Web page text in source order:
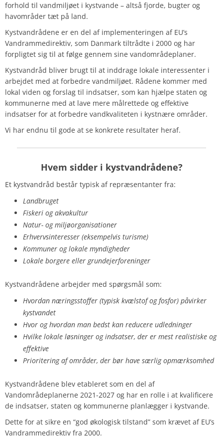
forhold til vandmiljøet i kystvande – altså fjorde, bugter og
havområder tæt på land.
Kystvandrådene er en del af implementeringen af EU’s
Vandrammedirektiv, som Danmark tiltrådte i 2000 og har
forpligtet sig til at følge gennem sine vandområdeplaner.
Kystvandråd bliver brugt til at inddrage lokale interessenter i
arbejdet med at forbedre vandmiljøet. Rådene kommer med
lokal viden og forslag til indsatser, som kan hjælpe staten og
kommunerne med at lave mere målrettede og effektive
indsatser for at forbedre vandkvaliteten i kystnære områder.
Vi har endnu til gode at se konkrete resultater heraf.
Hvem sidder i kystvandrådene?
Et kystvandråd består typisk af repræsentanter fra:
Landbruget
Fiskeri og akvakultur
Natur- og miljøorganisationer
Erhvervsinteresser (eksempelvis turisme)
Kommuner og lokale myndigheder
Lokale borgere eller grundejerforeninger
Kystvandrådene arbejder med spørgsmål som:
Hvordan næringsstoffer (typisk kvælstof og fosfor) påvirker
kystvandet
Hvor og hvordan man bedst kan reducere udledninger
Hvilke lokale løsninger og indsatser, der er mest realistiske og
effektive
Prioritering af områder, der bør have særlig opmærksomhed
Kystvandrådene blev etableret som en del af
Vandområdeplanerne 2021-2027 og har en rolle i at kvalificere
de indsatser, staten og kommunerne planlægger i kystvande.
Dette for at sikre en “god økologisk tilstand” som krævet af EU’s
Vandrammedirektiv fra 2000.